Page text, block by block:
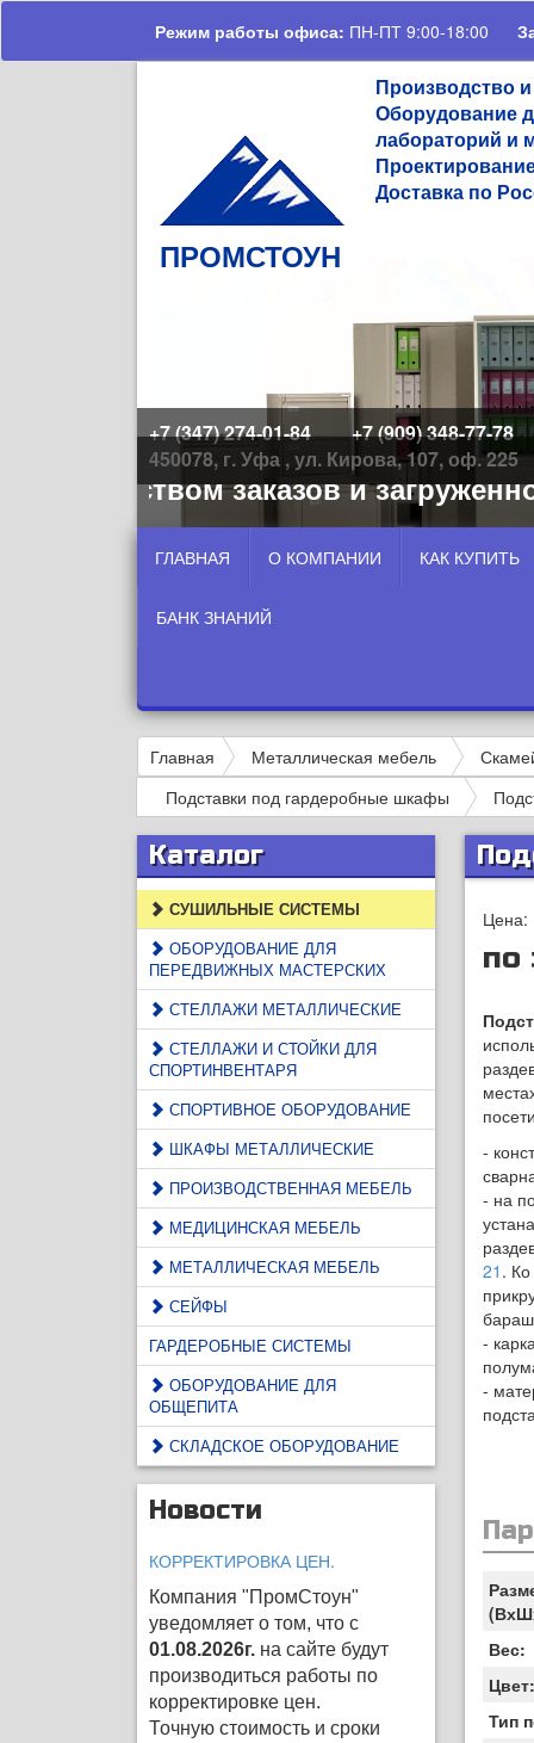
Режим работы офиса: ПН-ПТ 9:00-18:00
ПРОМСТОУН
Производство
Оборудование
лабораторий и
Доставка по
+7 (347) 274-01-84
+7 (909) 348-77-78
450078, г. Уфа , ул. Кирова, 107, оф. 225
заказов и
ГЛАВНАЯ О КОМПАНИИ КАК КУПИТЬ
БАНК ЗНАНИЙ
Главная Металлическая мебель
Подставки под гардеробные шкафы
Каталог
СУШИЛЬНЫЕ СИСТЕМЫ
ОБОРУДОВАНИЕ ДЛЯ
ПЕРЕДВИЖНЫХ МАСТЕРСКИХ
СТЕЛЛАЖИ МЕТАЛЛИЧЕСКИЕ
СТЕЛЛАЖИ И СТОЙКИ ДЛЯ
СПОРТИНВЕНТАРЯ
СПОРТИВНОЕ ОБОРУДОВАНИЕ
ШКАФЫ МЕТАЛЛИЧЕСКИЕ
ПРОИЗВОДСТВЕННАЯ МЕБЕЛЬ
МЕДИЦИНСКАЯ МЕБЕЛЬ
МЕТАЛЛИЧЕСКАЯ МЕБЕЛЬ
СЕЙФЫ
ГАРДЕРОБНЫЕ СИСТЕМЫ
ОБОРУДОВАНИЕ ДЛЯ
ОБЩЕПИТА
СКЛАДСКОЕ ОБОРУДОВАНИЕ
Новости
КОРРЕКТИРОВКА ЦЕН.
Компания "ПромСтоун"
уведомляет о том, что с
01.08.2026г. на сайте будут
производиться работы по
корректировке цен.
Точную стоимость и сроки
Цена:
по
-
- на
21 .
-
-
Вес:
Тип